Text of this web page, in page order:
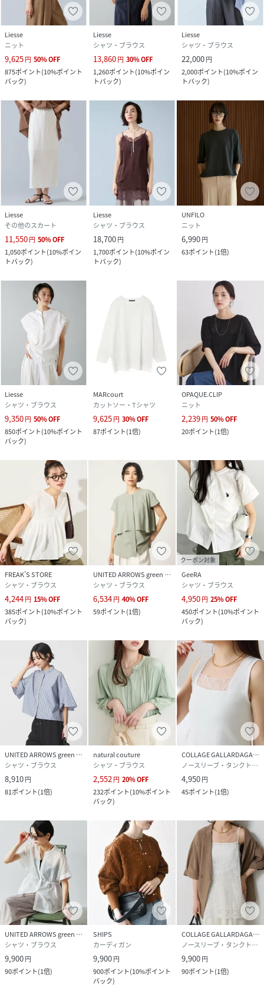
Liesse
ニット
9,625円 50%OFF
875ポイント(10%ポイント
バック)
Liesse
シャツ・ブラウス
13,860円 30%OFF
1,260ポイント(10%ポイン
トバック)
Liesse
シャツ・ブラウス
22,000円
2,000ポイント(10%ポイン
トバック)
Liesse
その他のスカート
11,550円 50%OFF
1,050ポイント(10%ポイン
トバック)
Liesse
シャツ・ブラウス
18,700円
1,700ポイント(10%ポイン
トバック)
UNFILO
ニット
6,990円
63ポイント(1倍)
Liesse
シャツ・ブラウス
9,350円 50%OFF
850ポイント(10%ポイント
バック)
MARcourt
カットソー・Tシャツ
9,625円 30%OFF
87ポイント(1倍)
OPAQUE.CLIP
ニット
2,239円 50%OFF
20ポイント(1倍)
FREAK’S STORE
シャツ・ブラウス
4,244円 15%OFF
385ポイント(10%ポイント
バック)
UNITED ARROWS green label relaxing
シャツ・ブラウス
6,534円 40%OFF
59ポイント(1倍)
クーポン対象
GeeRA
シャツ・ブラウス
4,950円 25%OFF
450ポイント(10%ポイント
バック)
UNITED ARROWS green label relaxing
シャツ・ブラウス
8,910円
81ポイント(1倍)
natural couture
シャツ・ブラウス
2,552 円 20%OFF
232ポイント(10%ポイント
バック)
COLLAGE GALLARDAGALANTE
ノースリーブ・タンクトップ
4,950円
45ポイント(1倍)
UNITED ARROWS green label relaxing
シャツ・ブラウス
9,900円
90ポイント(1倍)
SHIPS
カーディガン
9,900円
900ポイント(10%ポイント
バック)
COLLAGE GALLARDAGALANTE
ノースリーブ・タンクトップ
9,900円
90ポイント(1倍)